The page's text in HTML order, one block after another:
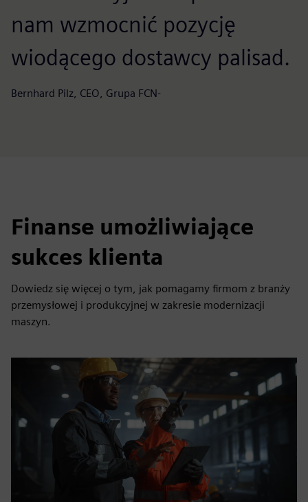
nam wzmocnić pozycję
wiodącego dostawcy palisad.
Bernhard Pilz, CEO, Grupa FCN-
Finanse umożliwiające
sukces klienta
Dowiedz się więcej o tym, jak pomagamy firmom z branży
przemysłowej i produkcyjnej w zakresie modernizacji
maszyn.